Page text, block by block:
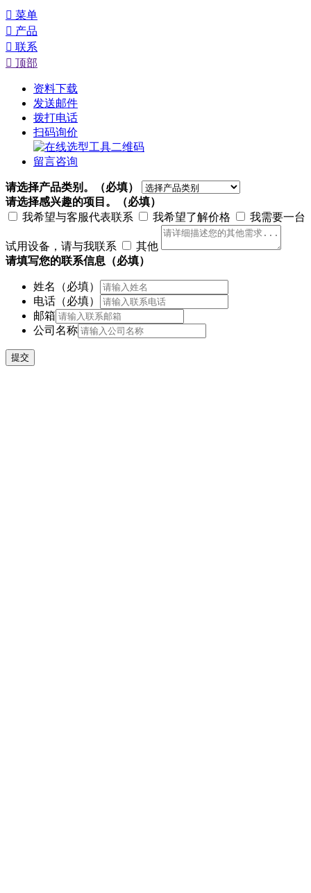
 菜单
 产品
 联系
 顶部
资料下载
发送邮件
拨打电话
扫码询价
留言咨询
请选择产品类别。
（必填）
请选择感兴趣的项目。
（必填）
我希望与客服代表联系
我希望了解价格 我需要一台
试用设备，请与我联系
其他
请填写您的联系信息 （必填）
姓名
（必填）
电话 （必填）
邮箱
公司名称
提交